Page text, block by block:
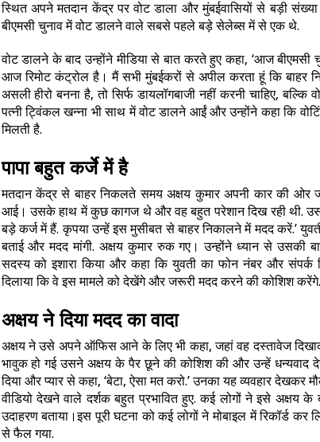
स्थित अपने मतदान केंद्र पर वोट डाला और मुंबईवासियों से बड़ी
बीएमसी चुनाव में वोट डालने वाले सबसे पहले बड़े सेलेब्स में से एक थे.
वोट डालने के बाद उन्होंने मीडिया से बात करते हुए कहा, ‘आज बीएमसी
आज रिमोट कंट्रोल है। मैं सभी मुंबईकरों से अपील करता हूं कि बाहर
असली हीरो बनना है, तो सिर्फ डायलॉगबाजी नहीं करनी चाहिए, बल्कि
पत्नी ट्विंकल खन्ना भी साथ में वोट डालने आईं और उन्होंने कहा कि
मिलती है.
पापा बहुत कर्जे में है
मतदान केंद्र से बाहर निकलते समय अक्षय कुमार अपनी कार की
आई। उसके हाथ में कुछ कागज थे और वह बहुत परेशान दिख रही थी. उसने
बड़े कर्ज में हैं. कृपया उन्हें इस मुसीबत से बाहर निकालने में मदद करें.’
बताई और मदद मांगी. अक्षय कुमार रुक गए। उन्होंने ध्यान से उसकी
सदस्य को इशारा किया और कहा कि युवती का फोन नंबर और संपर्क
दिलाया कि वे इस मामले को देखेंगे और जरूरी मदद करने की कोशिश करेंगे.
अक्षय ने दिया मदद का वादा
अक्षय ने उसे अपने ऑफिस आने के लिए भी कहा, जहां वह दस्तावेज
भावुक हो गई उसने अक्षय के पैर छूने की कोशिश की और उन्हें धन्यवाद
दिया और प्यार से कहा, ‘बेटा, ऐसा मत करो.’ उनका यह व्यवहार देखकर
वीडियो देखने वाले दर्शक बहुत प्रभावित हुए. कई लोगों ने इसे अक्षय
उदाहरण बताया।इस पूरी घटना को कई लोगों ने मोबाइल में रिकॉर्ड कर
से फैल गया.